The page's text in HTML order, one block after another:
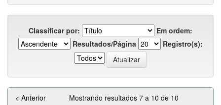
Classificar por:
Em ordem:
Resultados/Página
Registro(s):
Mostrando resultados 7 a 10 de 10
< Anterior